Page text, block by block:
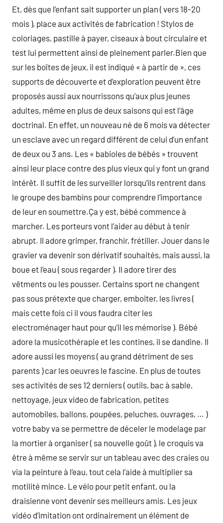
Et, dès que l’enfant sait supporter un plan ( vers 18-20
mois ), place aux activités de fabrication ! Stylos de
coloriages, pastille à payer, ciseaux à bout circulaire et
test lui permettent ainsi de pleinement parler.Bien que
sur les boîtes de jeux, il est indiqué « à partir de », ces
supports de découverte et d’exploration peuvent être
proposés aussi aux nourrissons qu’aux plus jeunes
adultes, même en plus de deux saisons qui est l’âge
doctrinal. En effet, un nouveau né de 6 mois va détecter
un esclave avec un regard différent de celui d’un enfant
de deux ou 3 ans. Les « babioles de bébés » trouvent
ainsi leur place contre des plus vieux qui y font un grand
intérêt. Il suffit de les surveiller lorsqu’ils rentrent dans
le groupe des bambins pour comprendre l’importance
de leur en soumettre.Ça y est, bébé commence à
marcher. Les porteurs vont l’aider au début à tenir
abrupt. Il adore grimper, franchir, frétiller. Jouer dans le
gravier va devenir son dérivatif souhaités, mais aussi, la
boue et l’eau ( sous regarder ). Il adore tirer des
vêtments ou les pousser. Certains sport ne changent
pas sous prétexte que charger, emboiter, les livres (
mais cette fois ci il vous faudra citer les
electroménager haut pour qu’il les mémorise ). Bébé
adore la musicothérapie et les contines, il se dandine. Il
adore aussi les moyens ( au grand détriment de ses
parents ) car les oeuvres le fascine. En plus de toutes
ses activités de ses 12 derniers ( outils, bac à sable,
nettoyage, jeux video de fabrication, petites
automobiles, ballons, poupées, peluches, ouvrages, … )
votre baby va se permettre de déceler le modelage par
la mortier à organiser ( sa nouvelle goût ), le croquis va
être à même se servir sur un tableau avec des craies ou
via la peinture à l’eau, tout cela l’aide à multiplier sa
motilité mince. Le vélo pour petit enfant, ou la
draisienne vont devenir ses meilleurs amis. Les jeux
vidéo d’imitation ont ordinairement un élément de